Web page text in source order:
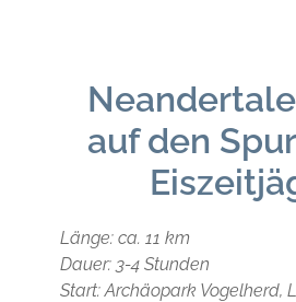
auf den
Länge: ca. 11 km
Dauer: 3-4 Stunden
Start: Archäopark Vogelherd,